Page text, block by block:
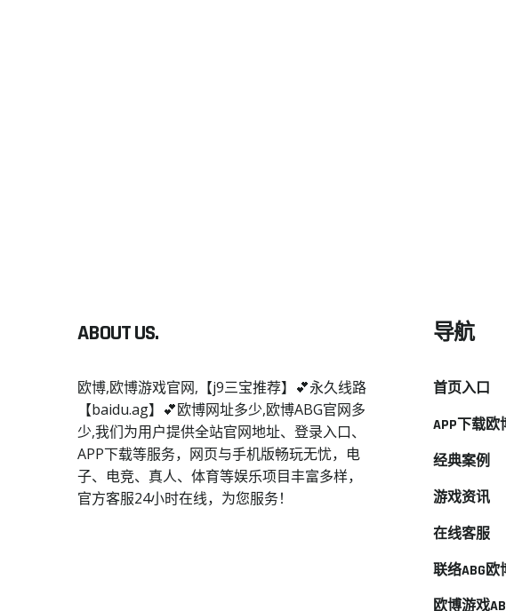
ABOUT US.
欧博,欧博游戏官网,【j9三宝推荐】💕永久线路
【baidu.ag】💕欧博网址多少,欧博ABG官网多
少,我们为用户提供全站官网地址、登录入口、
APP下载等服务，网页与手机版畅玩无忧，电
子、电竞、真人、体育等娱乐项目丰富多样，
官方客服24小时在线，为您服务！
导航
首页入口
APP下载欧
经典案例
游戏资讯
在线客服
联络ABG欧
欧博游戏